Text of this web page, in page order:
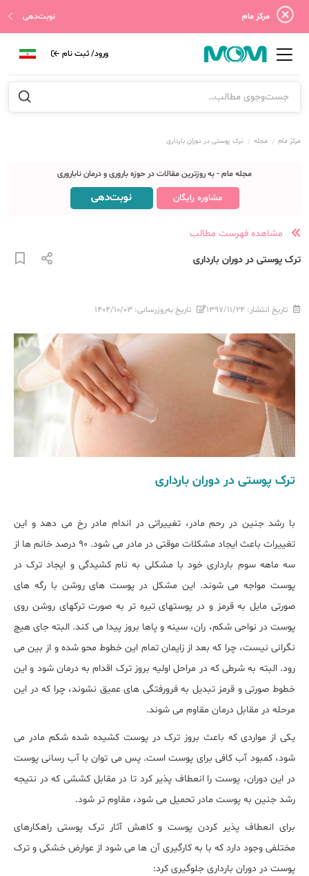
مرکز مام نوبت‌دهی
ورود/ ثبت نام
مرکز مام مجله ترک‌ پوستی در دوران بارداری
مجله مام - به روزترین مقالات در حوزه باروری و درمان ناباروری
مشاوره رایگان نوبت‌دهی
مشاهده فهرست مطالب
ترک‌ پوستی در دوران بارداری
تاریخ انتشار: ۱۳۹۷/۱۱/۲۴ تاریخ به‌روزرسانی: ۱۴۰۴/۱۰/۰۳
ترک پوستی در دوران بارداری
با رشد جنین در رحم مادر، تغییراتی در اندام مادر رخ می دهد و این
تغییرات باعث ایجاد مشکلات موقتی در مادر می شود. 90 درصد خانم ها از
سه ماهه سوم بارداری خود با مشکلی به نام کشیدگی و ایجاد ترک در
پوست مواجه می شوند. این مشکل در پوست های روشن با رگه های
صورتی مایل به قرمز و در پوستهای تیره تر به صورت ترکهای روشن روی
پوست در نواحی شکم، ران، سینه و پاها بروز پیدا می کند. البته جای هیچ
نگرانی نیست، چرا که بعد از زایمان تمام این خطوط محو شده و از بین می
رود. البته به شرطی که در مراحل اولیه بروز ترک اقدام به درمان شود و این
خطوط صورتی و قرمز تبدیل به فرورفتگی های عمیق نشوند، چرا که در این
مرحله در مقابل درمان مقاوم می شوند.
یکی از مواردی که باعث بروز ترک در پوست کشیده شده شکم مادر می
شود، کمبود آب کافی برای پوست است. پس می توان با آب رسانی پوست
در این دوران، پوست را انعطاف پذیر کرد تا در مقابل کششی که در نتیجه
رشد جنین به پوست مادر تحمیل می شود، مقاوم تر شود.
برای انعطاف پذیر کردن پوست و کاهش آثار ترک پوستی راهکارهای
مختلفی وجود دارد که با به کارگیری آن ها می شود از عوارض خشکی و ترک
پوست در دوران بارداری جلوگیری کرد: